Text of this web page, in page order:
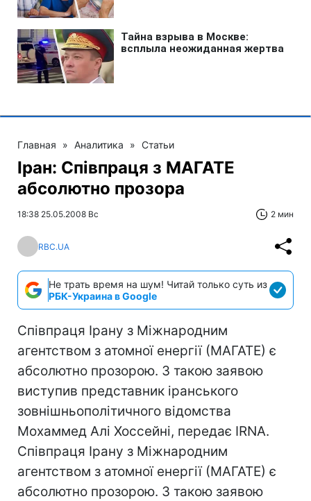
Главная » Аналитика » Статьи
Іран: Співпраця з МАГАТЕ
абсолютно прозора
18:38 25.05.2008 Вс 2 мин
RBC.UA
Не трать время на шум! Читай только суть из
РБК-Украина в Google
Співпраця Ірану з Міжнародним
агентством з атомної енергії (МАГАТЕ) є
абсолютно прозорою. З такою заявою
виступив представник іранського
зовнішньополітичного відомства
Мохаммед Алі Хоссейні, передає IRNA.
Співпраця Ірану з Міжнародним
агентством з атомної енергії (МАГАТЕ) є
абсолютно прозорою. З такою заявою